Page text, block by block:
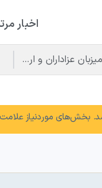
اخبار
در شب‌های پرفیض قدر، مساجد ماکو میزبان عزاداران و ارادتمندان به اهل بیت (ع) هستند.
بخش‌های موردنیاز